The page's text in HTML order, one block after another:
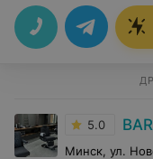
5.0
Минск, ул.